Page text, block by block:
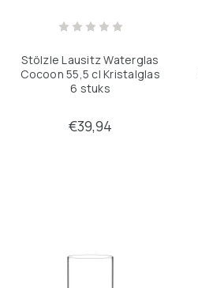
Stölzle Lausitz Waterglas
Cocoon 55,5 cl Kristalglas
6 stuks
€39,94